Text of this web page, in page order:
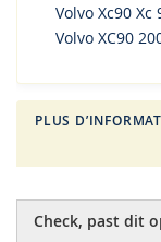
Volvo Xc90 Xc
Volvo XC90
PLUS
Check, past dit